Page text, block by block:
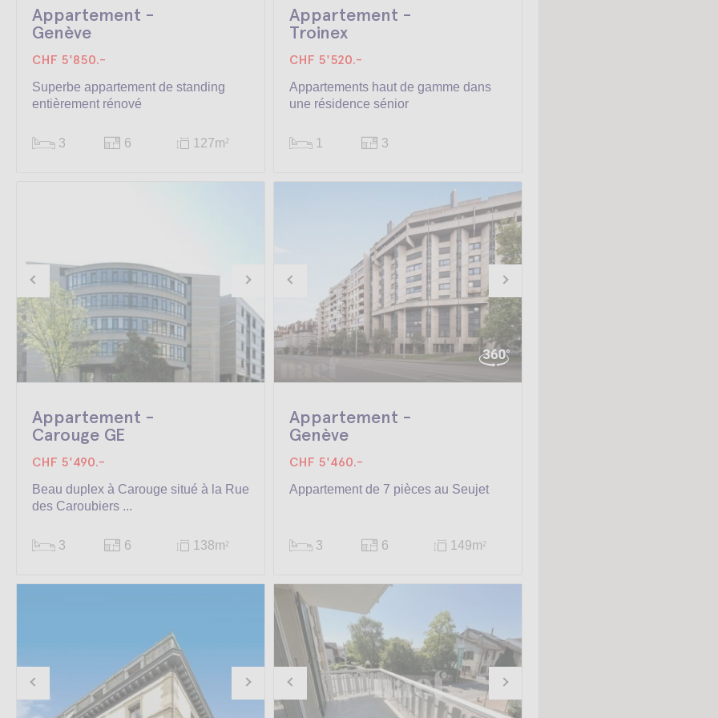
Appartement -
Genève
CHF 5'850.-
Superbe appartement de standing
entièrement rénové
3 6 127m2
Appartement -
Troinex
CHF 5'520.-
Appartements haut de gamme dans
une résidence sénior
1 3
Appartement -
Carouge GE
CHF 5'490.-
Beau duplex à Carouge situé à la Rue
des Caroubiers ...
3 6 138m 2
Appartement -
Genève
CHF 5'460.-
Appartement de 7 pièces au Seujet
3 6 149m 2